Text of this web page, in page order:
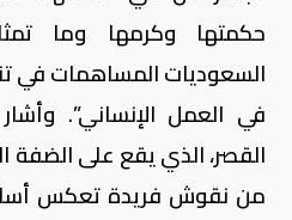
حكمتها وكرمها وما
السعوديات المساهمات في
في العمل الإنساني”.
القصر، الذي يقع على الضفة
من نقوش فريدة تعكس